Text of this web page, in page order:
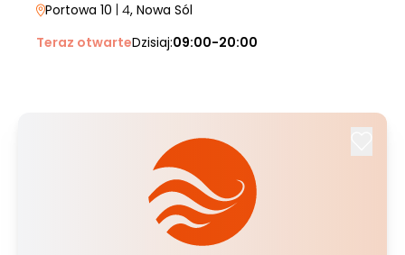
Portowa 10 | 4, Nowa Sól
Teraz otwarteDzisiaj:09:00-20:00